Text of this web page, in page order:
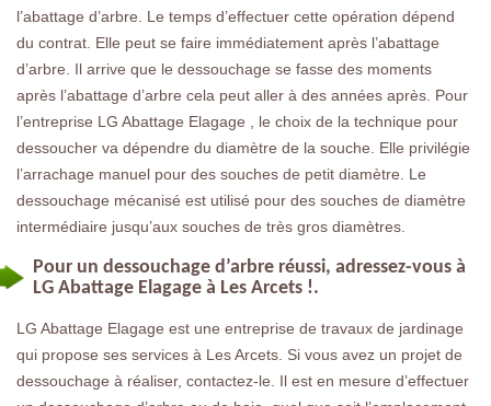
l’abattage d’arbre. Le temps d’effectuer cette opération dépend
du contrat. Elle peut se faire immédiatement après l’abattage
d’arbre. Il arrive que le dessouchage se fasse des moments
après l’abattage d’arbre cela peut aller à des années après. Pour
l’entreprise LG Abattage Elagage , le choix de la technique pour
dessoucher va dépendre du diamètre de la souche. Elle privilégie
l’arrachage manuel pour des souches de petit diamètre. Le
dessouchage mécanisé est utilisé pour des souches de diamètre
intermédiaire jusqu’aux souches de très gros diamètres.
Pour un dessouchage d’arbre réussi, adressez-vous à
LG Abattage Elagage à Les Arcets !.
LG Abattage Elagage est une entreprise de travaux de jardinage
qui propose ses services à Les Arcets. Si vous avez un projet de
dessouchage à réaliser, contactez-le. Il est en mesure d’effectuer